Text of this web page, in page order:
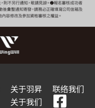
关于羽昇
关于我们
联络我们
F
Y
L
L